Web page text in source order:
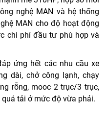
nghệ MAN và hệ thống
MAN cho độ hoạt động
chi phí đầu tư phù hợp và
ứng hết các nhu cầu xe
dài, chở công lạnh, chạy
rỗng, mooc 2 trục/3 trục,
tải ở mức độ vừa phải.